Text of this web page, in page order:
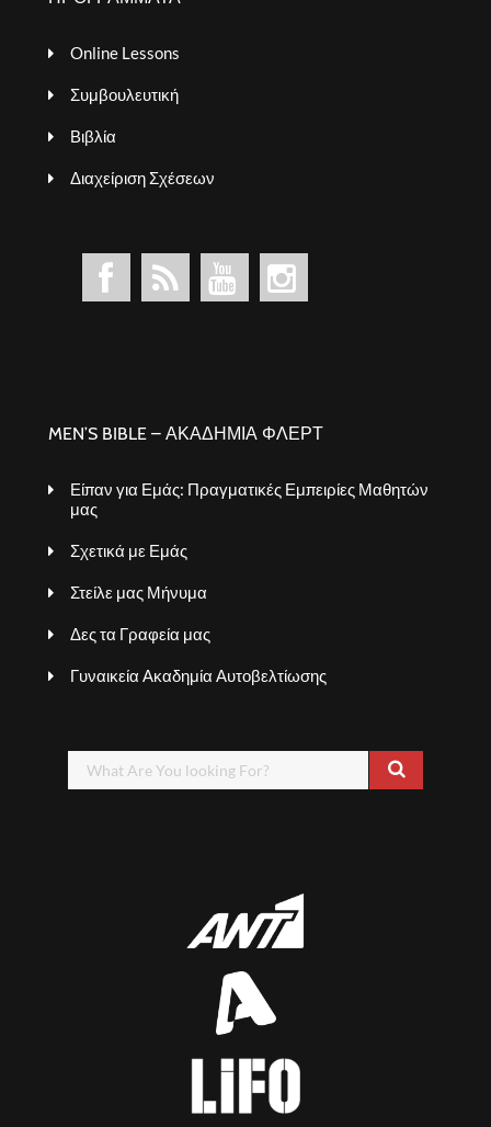
Online Lessons
Συμβουλευτική
Βιβλία
Διαχείριση Σχέσεων
MEN’S BIBLE – ΑΚΑΔΗΜΙΑ ΦΛΕΡΤ
Είπαν για Εμάς: Πραγματικές Εμπειρίες Μαθητών
μας
Σχετικά με Εμάς
Στείλε μας Μήνυμα
Δες τα Γραφεία μας
Γυναικεία Ακαδημία Αυτοβελτίωσης